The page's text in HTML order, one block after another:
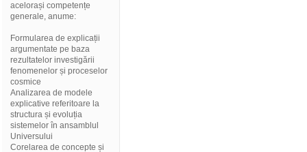
acelorași competențe
generale, anume:
Formularea de explicații
argumentate pe baza
rezultatelor investigării
fenomenelor și proceselor
cosmice
Analizarea de modele
explicative referitoare la
structura și evoluția
sistemelor în ansamblul
Universului
Corelarea de concepte și